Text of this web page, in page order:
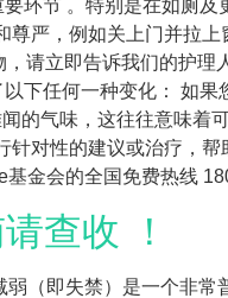
环节 。特别是在如厕及
严，例如关上门并拉上
请立即告诉我们的护理
下任何一种变化： 如果
的气味，这往往意味着
对性的建议或治疗，帮
基金会的全国免费热线
查收 ！
（即失禁）是一个非常